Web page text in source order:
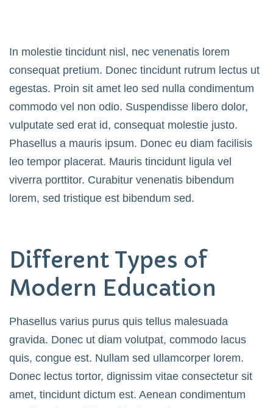
In molestie tincidunt nisl, nec venenatis lorem
consequat pretium. Donec tincidunt rutrum lectus ut
egestas. Proin sit amet leo sed nulla condimentum
commodo vel non odio. Suspendisse libero dolor,
vulputate sed erat id, consequat molestie justo.
Phasellus a mauris ipsum. Donec eu diam facilisis
leo tempor placerat. Mauris tincidunt ligula vel
viverra porttitor. Curabitur venenatis bibendum
lorem, sed tristique est bibendum sed.
Different Types of
Modern Education
Phasellus varius purus quis tellus malesuada
gravida. Donec ut diam volutpat, commodo lacus
quis, congue est. Nullam sed ullamcorper lorem.
Donec lectus tortor, dignissim vitae consectetur sit
amet, tincidunt dictum est. Aenean condimentum